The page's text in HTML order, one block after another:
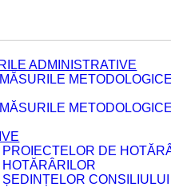
ADMINISTRATIVE
DE